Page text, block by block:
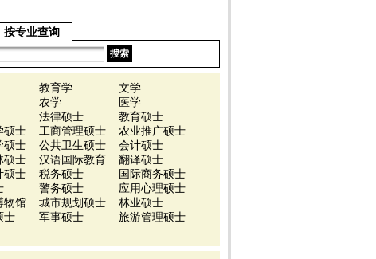
按专业查询
教育学
文学
农学
医学
法律硕士
教育硕士
硕士 工商管理硕士
农业推广硕士
硕士 公共卫生硕士
会计硕士
硕士 汉语国际教育..
翻译硕士
硕士 税务硕士
国际商务硕士
警务硕士
应用心理硕士
馆.. 城市规划硕士
林业硕士
士 军事硕士
旅游管理硕士